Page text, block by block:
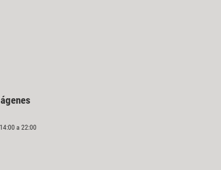
a 22:00